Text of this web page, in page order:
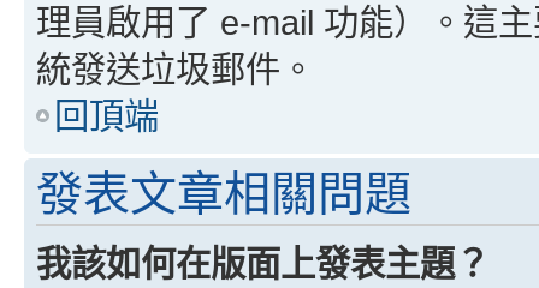
理員啟用了 e-mail 功能）。這
統發送垃圾郵件。
回頂端
發表文章相關問題
我該如何在版面上發表主題？